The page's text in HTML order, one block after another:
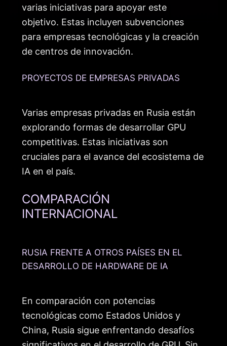
varias iniciativas para apoyar este
objetivo. Estas incluyen subvenciones
para empresas tecnológicas y la creación
de centros de innovación.
PROYECTOS DE EMPRESAS PRIVADAS
Varias empresas privadas en Rusia están
explorando formas de desarrollar GPU
competitivas. Estas iniciativas son
cruciales para el avance del ecosistema de
IA en el país.
COMPARACIÓN
INTERNACIONAL
RUSIA FRENTE A OTROS PAÍSES EN EL
DESARROLLO DE HARDWARE DE IA
En comparación con potencias
tecnológicas como Estados Unidos y
China, Rusia sigue enfrentando desafíos